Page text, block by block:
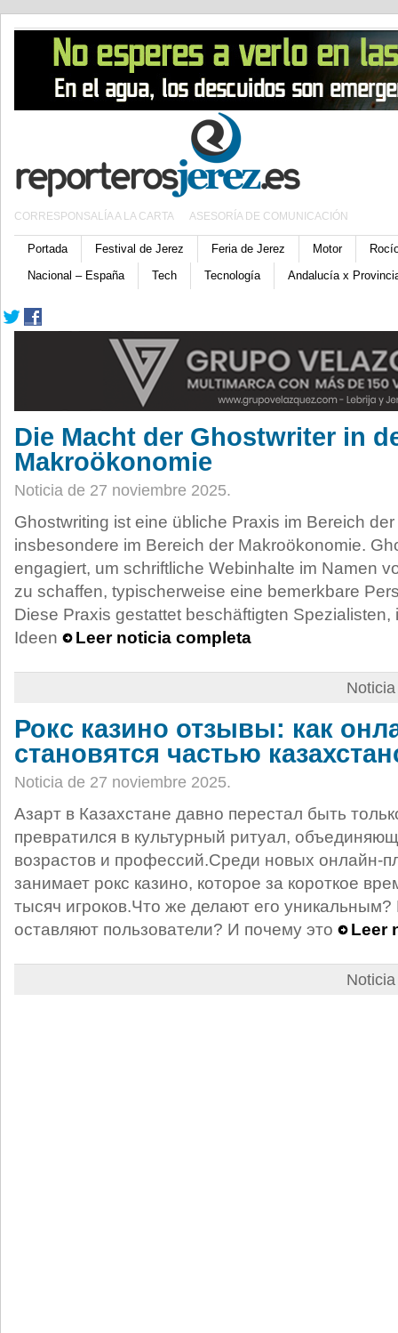
CORRESPONSALÍA A LA CARTA ASESORÍA DE COMUNICACIÓN
Portada Festival de Jerez Feria de Jerez Motor
Nacional – España
Tech Tecnología Andalucía x
Die Macht der Ghostwriter in
Makroökonomie
Noticia de 27 noviembre 2025.
Ghostwriting ist eine übliche Praxis im Bereich
insbesondere im Bereich der Makroökonomie.
engagiert, um schriftliche Webinhalte im Namen
zu schaffen, typischerweise eine bemerkbare
Diese Praxis gestattet beschäftigten
Ideen
Leer noticia completa
Рокс казино отзывы: как
становятся частью
Noticia de 27 noviembre 2025.
Азарт в Казахстане давно перестал быть
превратился в культурный ритуал,
возрастов и профессий.Среди новых
занимает рокс казино, которое за короткое
тысяч игроков.Что же делают его уникальным?
оставляют пользователи? И почему это
Leer